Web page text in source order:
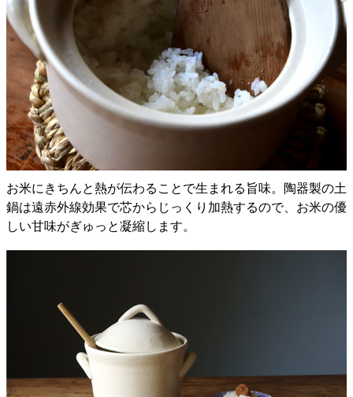
お米にきちんと熱が伝わることで生まれる旨味。陶器製の土
鍋は遠赤外線効果で芯からじっくり加熱するので、お米の優
しい甘味がぎゅっと凝縮します。